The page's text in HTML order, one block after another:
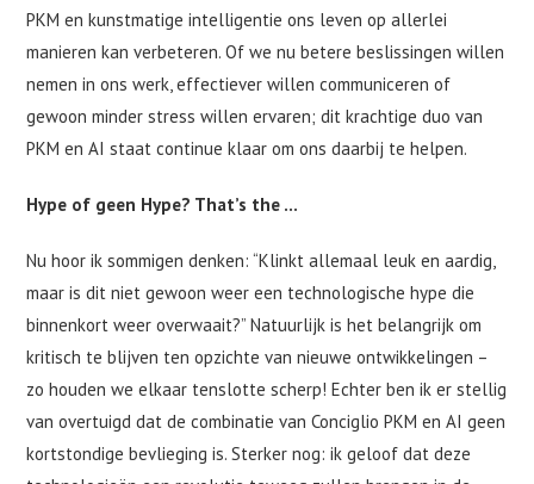
PKM en kunstmatige intelligentie ons leven op allerlei
manieren kan verbeteren. Of we nu betere beslissingen willen
nemen in ons werk, effectiever willen communiceren of
gewoon minder stress willen ervaren; dit krachtige duo van
PKM en AI staat continue klaar om ons daarbij te helpen.
Hype of geen Hype? That’s the …
Nu hoor ik sommigen denken: “Klinkt allemaal leuk en aardig,
maar is dit niet gewoon weer een technologische hype die
binnenkort weer overwaait?” Natuurlijk is het belangrijk om
kritisch te blijven ten opzichte van nieuwe ontwikkelingen –
zo houden we elkaar tenslotte scherp! Echter ben ik er stellig
van overtuigd dat de combinatie van Conciglio PKM en AI geen
kortstondige bevlieging is. Sterker nog: ik geloof dat deze